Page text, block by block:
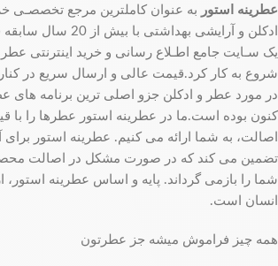
عطرینه استور به عنوان کاملترین مرجع تخصصـی
ادکلن و آرایشی
یک سـایت جامع اطـلاع رسانی و خرید اینترنتی
شروع به کار کرد.قیمت عالی و ارسال سریع در کنار
در مورد عطر و ادکلن جزو اصلی ترین برنامه های
کنون بوده است.ما در عطرینه استور عطرها را
اصالت، به شما ارائه می کنیم. عطرینه استور
تضمین می کند که در صورت مشکل در اصالت
شما را بازمی گرداند. پایه و اساس عطرینه استور،
انسان است.
همه چیز فراموش میشه جز عطرتون